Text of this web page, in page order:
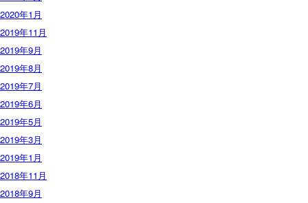
2020年1月
2019年11月
2019年9月
2019年8月
2019年7月
2019年6月
2019年5月
2019年3月
2019年1月
2018年11月
2018年9月